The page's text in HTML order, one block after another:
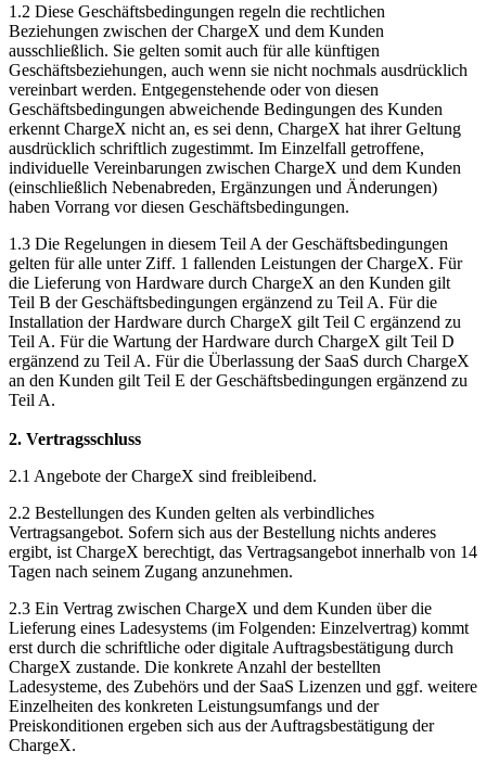
1.2 Diese Geschäftsbedingungen regeln die rechtlichen
Beziehungen zwischen der ChargeX und dem Kunden
ausschließlich. Sie gelten somit auch für alle künftigen
Geschäftsbeziehungen, auch wenn sie nicht nochmals ausdrücklich
vereinbart werden. Entgegenstehende oder von diesen
Geschäftsbedingungen abweichende Bedingungen des Kunden
erkennt ChargeX nicht an, es sei denn, ChargeX hat ihrer Geltung
ausdrücklich schriftlich zugestimmt. Im Einzelfall getroffene,
individuelle Vereinbarungen zwischen ChargeX und dem Kunden
(einschließlich Nebenabreden, Ergänzungen und Änderungen)
haben Vorrang vor diesen Geschäftsbedingungen.
1.3 Die Regelungen in diesem Teil A der Geschäftsbedingungen
gelten für alle unter Ziff. 1 fallenden Leistungen der ChargeX. Für
die Lieferung von Hardware durch ChargeX an den Kunden gilt
Teil B der Geschäftsbedingungen ergänzend zu Teil A. Für die
Installation der Hardware durch ChargeX gilt Teil C ergänzend zu
Teil A. Für die Wartung der Hardware durch ChargeX gilt Teil D
ergänzend zu Teil A. Für die Überlassung der SaaS durch ChargeX
an den Kunden gilt Teil E der Geschäftsbedingungen ergänzend zu
Teil A.
2. Vertragsschluss
2.1 Angebote der ChargeX sind freibleibend.
2.2 Bestellungen des Kunden gelten als verbindliches
Vertragsangebot. Sofern sich aus der Bestellung nichts anderes
ergibt, ist ChargeX berechtigt, das Vertragsangebot innerhalb von 14
Tagen nach seinem Zugang anzunehmen.
2.3 Ein Vertrag zwischen ChargeX und dem Kunden über die
Lieferung eines Ladesystems (im Folgenden: Einzelvertrag) kommt
erst durch die schriftliche oder digitale Auftragsbestätigung durch
ChargeX zustande. Die konkrete Anzahl der bestellten
Ladesysteme, des Zubehörs und der SaaS Lizenzen und ggf. weitere
Einzelheiten des konkreten Leistungsumfangs und der
Preiskonditionen ergeben sich aus der Auftragsbestätigung der
ChargeX.